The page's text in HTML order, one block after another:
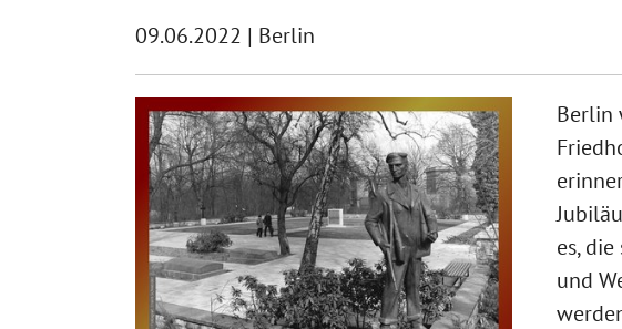
09.06.2022 | Berlin
Berlin
es,
und